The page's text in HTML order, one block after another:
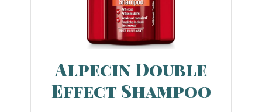
Alpecin Double
Effect Shampoo